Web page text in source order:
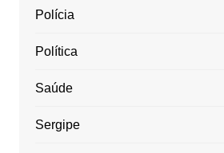
Polícia
Política
Saúde
Sergipe